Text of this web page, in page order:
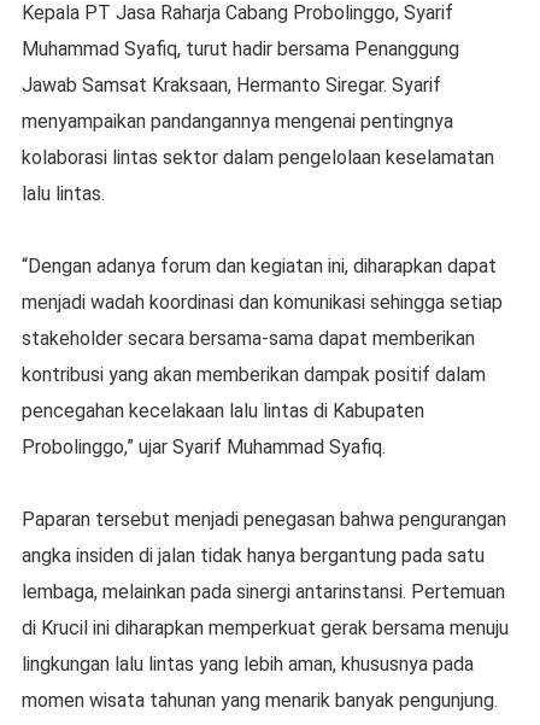
Kepala PT Jasa Raharja Cabang Probolinggo, Syarif
Muhammad Syafiq, turut hadir bersama Penanggung
Jawab Samsat Kraksaan, Hermanto Siregar. Syarif
menyampaikan pandangannya mengenai pentingnya
kolaborasi lintas sektor dalam pengelolaan keselamatan
lalu lintas.
“Dengan adanya forum dan kegiatan ini, diharapkan dapat
menjadi wadah koordinasi dan komunikasi sehingga setiap
stakeholder secara bersama-sama dapat memberikan
kontribusi yang akan memberikan dampak positif dalam
pencegahan kecelakaan lalu lintas di Kabupaten
Probolinggo,” ujar Syarif Muhammad Syafiq.
Paparan tersebut menjadi penegasan bahwa pengurangan
angka insiden di jalan tidak hanya bergantung pada satu
lembaga, melainkan pada sinergi antarinstansi. Pertemuan
di Krucil ini diharapkan memperkuat gerak bersama menuju
lingkungan lalu lintas yang lebih aman, khususnya pada
momen wisata tahunan yang menarik banyak pengunjung.